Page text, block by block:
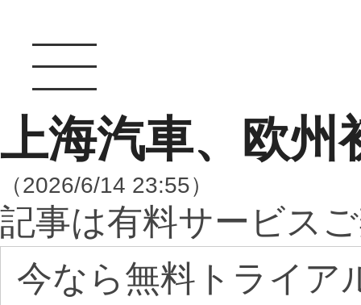
上海汽車、欧州
（2026/6/14 23:55）
記事は有料サービス
今なら無料トライア